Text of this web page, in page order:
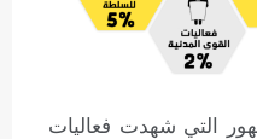
التي شهدت فعاليات